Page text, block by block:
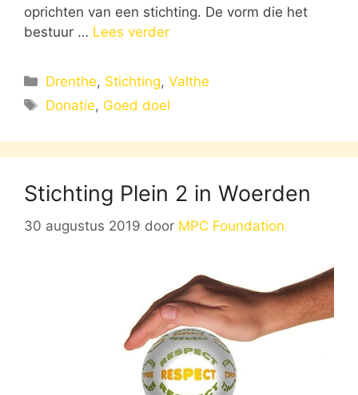
oprichten van een stichting. De vorm die het
bestuur … Lees verder
Categorieën
Drenthe, Stichting,Valthe
Tags
Donatie, Goed doel
Stichting Plein 2 in Woerden
30 augustus 2019 door MPC Foundation